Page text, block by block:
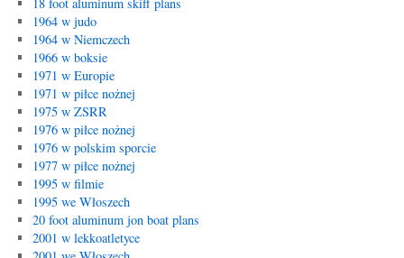
1964 w judo
1964 w Niemczech
1966 w boksie
1971 w Europie
1971 w piłce nożnej
1975 w ZSRR
1976 w piłce nożnej
1976 w polskim sporcie
1977 w piłce nożnej
1995 w filmie
1995 we Włoszech
20 foot aluminum jon boat plans
2001 w lekkoatletyce